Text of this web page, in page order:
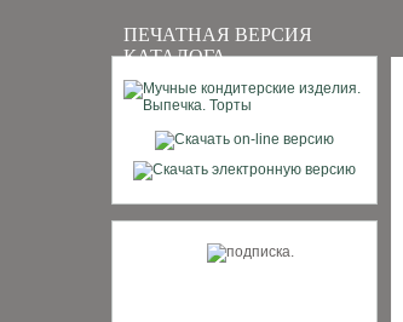
ПЕЧАТНАЯ ВЕРСИЯ
КАТАЛОГА